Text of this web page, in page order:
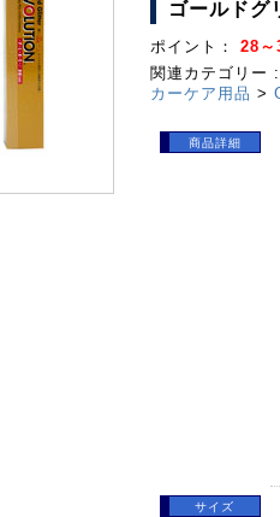
ゴールドグ
ポイント： 28
関連カテゴリー :
カーケア用品 >
商品詳細
サイズ